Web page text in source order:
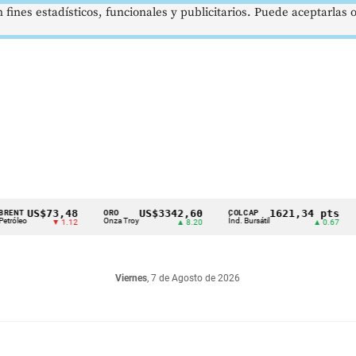
▼ 1.12
ORO
Onza Troy
US$3342,60 COLCAP
Índ. Bursátil
1621,34 pts USD/
Dólar
Viernes, 7 de Agosto de 2026
estadísticos, funcionales y publicitarios. Puede aceptarlas